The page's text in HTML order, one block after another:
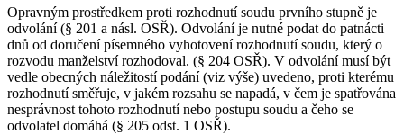
Opravným prostředkem proti rozhodnutí soudu prvního stupně je
odvolání (§ 201 a násl. OSŘ). Odvolání je nutné podat do patnácti
dnů od doručení písemného vyhotovení rozhodnutí soudu, který o
rozvodu manželství rozhodoval. (§ 204 OSŘ). V odvolání musí být
vedle obecných náležitostí podání (viz výše) uvedeno, proti kterému
rozhodnutí směřuje, v jakém rozsahu se napadá, v čem je spatřována
nesprávnost tohoto rozhodnutí nebo postupu soudu a čeho se
odvolatel domáhá (§ 205 odst. 1 OSŘ).